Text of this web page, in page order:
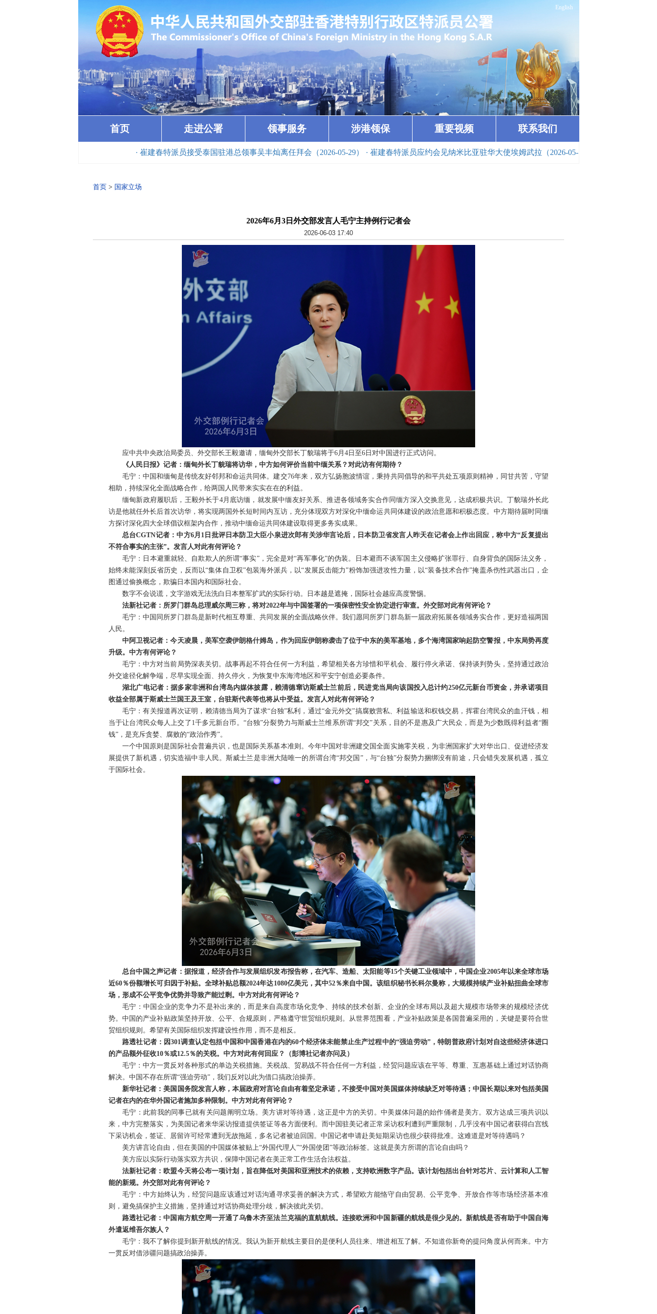
English
首页 走进公署 领事服务 涉港领保 重要视频 联系我们
· 崔建春特派员接受泰国驻港总领事吴丰灿离任拜会（2026-05-29） · 崔建春特派员应约会见纳米比亚驻华大使埃姆武拉（2026-05-19） · 第十八届“香港杯”外交知
首页 > 国家立场
2026年6月3日外交部发言人毛宁主持例行记者会
2026-06-03 17:40
应中共中央政治局委员、外交部长王毅邀请，缅甸外交部长丁貌瑞将于6月4日至6日对中国进行正式访问。
《人民日报》记者：缅甸外长丁貌瑞将访华，中方如何评价当前中缅关系？对此访有何期待？
毛宁：中国和缅甸是传统友好邻邦和命运共同体。建交76年来，双方弘扬胞波情谊，秉持共同倡导的和平共处五项原则精神，同甘共苦，守望
相助，持续深化全面战略合作，给两国人民带来实实在在的利益。
缅甸新政府履职后，王毅外长于4月底访缅，就发展中缅友好关系、推进各领域务实合作同缅方深入交换意见，达成积极共识。丁貌瑞外长此
访是他就任外长后首次访华，将实现两国外长短时间内互访，充分体现双方对深化中缅命运共同体建设的政治意愿和积极态度。中方期待届时同缅
方探讨深化四大全球倡议框架内合作，推动中缅命运共同体建设取得更多务实成果。
总台CGTN记者：中方6月1日批评日本防卫大臣小泉进次郎有关涉华言论后，日本防卫省发言人昨天在记者会上作出回应，称中方“反复提出
不符合事实的主张”。发言人对此有何评论？
毛宁：日本避重就轻、自欺欺人的所谓“事实”，完全是对“再军事化”的伪装。日本避而不谈军国主义侵略扩张罪行、自身背负的国际法义务，
始终未能深刻反省历史，反而以“集体自卫权”包装海外派兵，以“发展反击能力”粉饰加强进攻性力量，以“装备技术合作”掩盖杀伤性武器出口，企
图通过偷换概念，欺骗日本国内和国际社会。
数字不会说谎，文字游戏无法洗白日本整军扩武的实际行动。日本越是遮掩，国际社会越应高度警惕。
法新社记者：所罗门群岛总理威尔周三称，将对2022年与中国签署的一项保密性安全协定进行审查。外交部对此有何评论？
毛宁：中国同所罗门群岛是新时代相互尊重、共同发展的全面战略伙伴。我们愿同所罗门群岛新一届政府拓展各领域务实合作，更好造福两国
人民。
中阿卫视记者：今天凌晨，美军空袭伊朗格什姆岛，作为回应伊朗称袭击了位于中东的美军基地，多个海湾国家响起防空警报，中东局势再度
升级。中方有何评论？
毛宁：中方对当前局势深表关切。战事再起不符合任何一方利益，希望相关各方珍惜和平机会、履行停火承诺、保持谈判势头，坚持通过政治
外交途径化解争端，尽早实现全面、持久停火，为恢复中东海湾地区和平安宁创造必要条件。
湖北广电记者：据多家非洲和台湾岛内媒体披露，赖清德窜访斯威士兰前后，民进党当局向该国投入总计约250亿元新台币资金，并承诺项目
收益全部属于斯威士兰国王及王室，台驻斯代表等也将从中受益。发言人对此有何评论？
毛宁：有关报道再次证明，赖清德当局为了谋求“台独”私利，通过“金元外交”搞腐败营私、利益输送和权钱交易，挥霍台湾民众的血汗钱，相
当于让台湾民众每人上交了1千多元新台币。“台独”分裂势力与斯威士兰维系所谓“邦交”关系，目的不是惠及广大民众，而是为少数既得利益者“圈
钱”，是充斥贪婪、腐败的“政治作秀”。
一个中国原则是国际社会普遍共识，也是国际关系基本准则。今年中国对非洲建交国全面实施零关税，为非洲国家扩大对华出口、促进经济发
展提供了新机遇，切实造福中非人民。斯威士兰是非洲大陆唯一的所谓台湾“邦交国”，与“台独”分裂势力捆绑没有前途，只会错失发展机遇，孤立
于国际社会。
总台中国之声记者：据报道，经济合作与发展组织发布报告称，在汽车、造船、太阳能等15个关键工业领域中，中国企业2005年以来全球市场
近60％份额增长可归因于补贴。全球补贴总额2024年达1080亿美元，其中52％来自中国。该组织秘书长科尔曼称，大规模持续产业补贴扭曲全球市
场，形成不公平竞争优势并导致产能过剩。中方对此有何评论？
毛宁：中国企业的竞争力不是补出来的，而是来自高度市场化竞争、持续的技术创新、企业的全球布局以及超大规模市场带来的规模经济优
势。中国的产业补贴政策坚持开放、公平、合规原则，严格遵守世贸组织规则。从世界范围看，产业补贴政策是各国普遍采用的，关键是要符合世
贸组织规则。希望有关国际组织发挥建设性作用，而不是相反。
路透社记者：因301调查认定包括中国和中国香港在内的60个经济体未能禁止生产过程中的“强迫劳动”，特朗普政府计划对自这些经济体进口
的产品额外征收10％或12.5％的关税。中方对此有何回应？（彭博社记者亦问及）
毛宁：中方一贯反对各种形式的单边关税措施。关税战、贸易战不符合任何一方利益，经贸问题应该在平等、尊重、互惠基础上通过对话协商
解决。中国不存在所谓“强迫劳动”，我们反对以此为借口搞政治操弄。
新华社记者：美国国务院发言人称，本届政府对言论自由有着坚定承诺，不接受中国对美国媒体持续缺乏对等待遇；中国长期以来对包括美国
记者在内的在华外国记者施加多种限制。中方对此有何评论？
毛宁：此前我的同事已就有关问题阐明立场。美方讲对等待遇，这正是中方的关切。中美媒体问题的始作俑者是美方。双方达成三项共识以
来，中方完整落实，为美国记者来华采访报道提供签证等各方面便利。而中国驻美记者正常采访权利遭到严重限制，几乎没有中国记者获得白宫线
下采访机会，签证、居留许可经常遭到无故拖延，多名记者被迫回国。中国记者申请赴美短期采访也很少获得批准。这难道是对等待遇吗？
美方讲言论自由，但在美国的中国媒体被贴上“外国代理人”“外国使团”等政治标签。这就是美方所谓的言论自由吗？
美方应以实际行动落实双方共识，保障中国记者在美正常工作生活合法权益。
法新社记者：欧盟今天将公布一项计划，旨在降低对美国和亚洲技术的依赖，支持欧洲数字产品。该计划包括出台针对芯片、云计算和人工智
能的新规。外交部对此有何评论？
毛宁：中方始终认为，经贸问题应该通过对话沟通寻求妥善的解决方式，希望欧方能恪守自由贸易、公平竞争、开放合作等市场经济基本准
则，避免搞保护主义措施，坚持通过对话协商处理分歧，解决彼此关切。
路透社记者：中国南方航空周一开通了乌鲁木齐至法兰克福的直航航线。连接欧洲和中国新疆的航线是很少见的。新航线是否有助于中国自海
外遣返维吾尔族人？
毛宁：我不了解你提到新开航线的情况。我认为新开航线主要目的是便利人员往来、增进相互了解。不知道你新奇的提问角度从何而来。中方
一贯反对借涉疆问题搞政治操弄。